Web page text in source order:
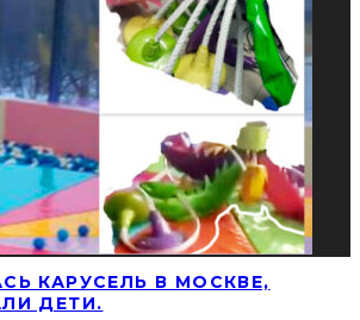
КАРУСЕЛЬ В МОСКВЕ,
ДЕТИ.